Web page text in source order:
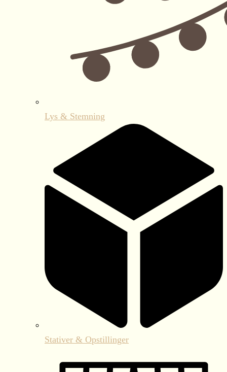
Lys & Stemning
Stativer & Opstillinger